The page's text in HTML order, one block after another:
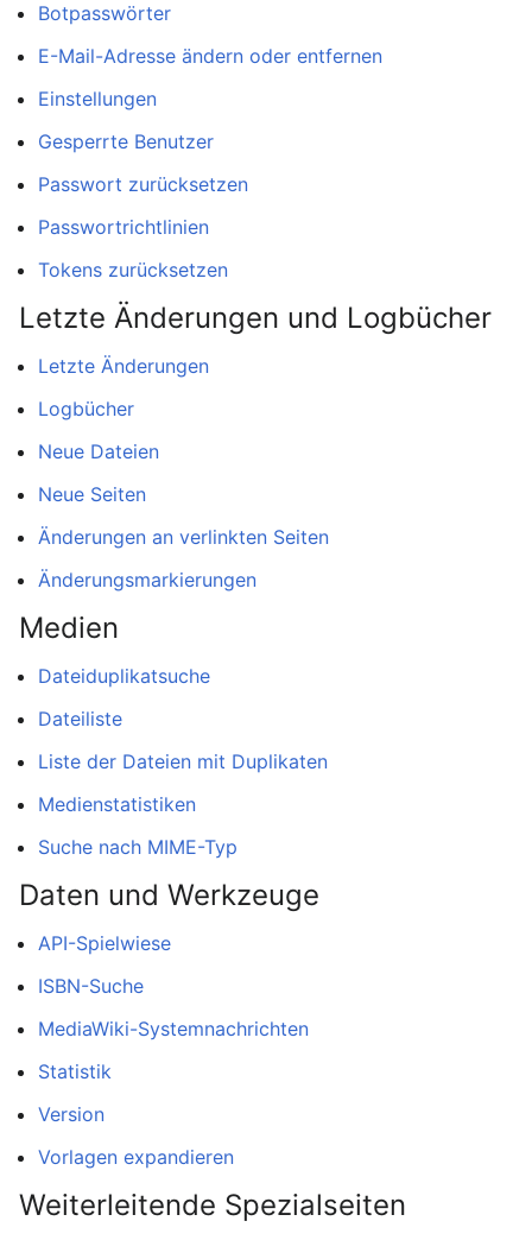
Botpasswörter
E-Mail-Adresse ändern oder entfernen
Einstellungen
Gesperrte Benutzer
Passwort zurücksetzen
Passwortrichtlinien
Tokens zurücksetzen
Letzte Änderungen und Logbücher
Letzte Änderungen
Logbücher
Neue Dateien
Neue Seiten
Änderungen an verlinkten Seiten
Änderungsmarkierungen
Medien
Dateiduplikatsuche
Dateiliste
Liste der Dateien mit Duplikaten
Medienstatistiken
Suche nach MIME-Typ
Daten und Werkzeuge
API-Spielwiese
ISBN-Suche
MediaWiki-Systemnachrichten
Statistik
Version
Vorlagen expandieren
Weiterleitende Spezialseiten